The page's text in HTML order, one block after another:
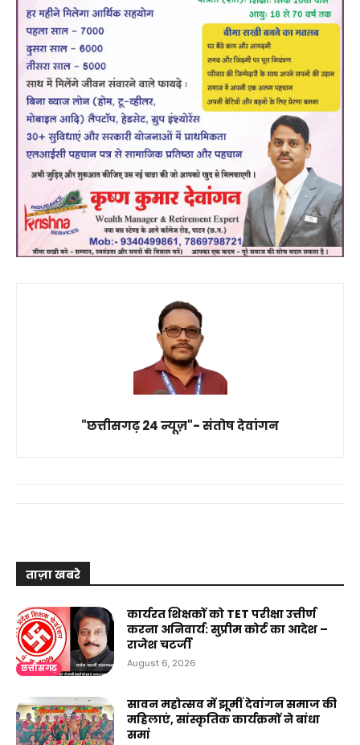
"छत्तीसगढ़ 24 न्यूज़"- संतोष देवांगन
ताज़ा खबरे
छत्तीसगढ़
कार्यरत शिक्षकों को TET परीक्षा उत्तीर्ण
करना अनिवार्य: सुप्रीम कोर्ट का आदेश –
राजेश चटर्जी
August 6, 2026
सावन महोत्सव में झूमीं देवांगन समाज की
महिलाएं, सांस्कृतिक कार्यक्रमों ने बांधा
समां